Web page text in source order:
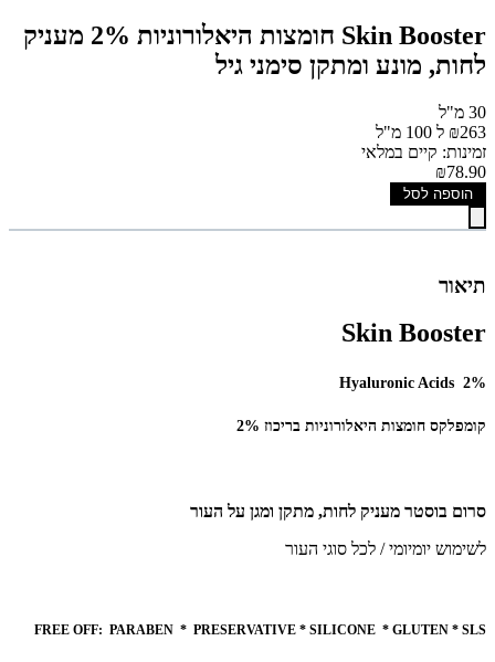
Skin Booster חומצות היאלורוניות 2% מעניק
לחות, מונע ומתקן סימני גיל
30 מ"ל
₪263 ל 100 מ"ל
זמינות: קיים במלאי
₪78.90
הוספה לסל
תיאור
Skin Booster
Hyaluronic Acids 2%
קומפלקס חומצות היאלורוניות בריכוז 2%
סרום בוסטר מעניק לחות, מתקן ומגן על העור
לשימוש יומיומי / לכל סוגי העור
FREE OFF: PARABEN * PRESERVATIVE * SILICONE * GLUTEN * SLS